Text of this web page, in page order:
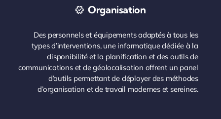
Organisation
Des personnels et équipements adaptés à tous les
types d’interventions, une informatique dédiée à la
disponibilité et la planification et des outils de
communications et de géolocalisation offrent un panel
d’outils permettant de déployer des méthodes
d’organisation et de travail modernes et sereines.